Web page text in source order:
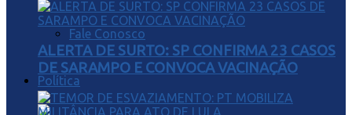
Fale Conosco
Política
ALERTA DE SURTO: SP CONFIRMA 23 CASOS
DE SARAMPO E CONVOCA VACINAÇÃO